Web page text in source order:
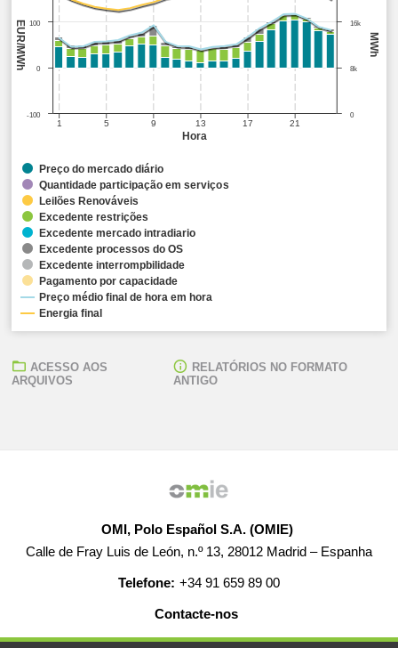
Hora
MWh
EUR/MWh
1 5 9 13 17 21
0
8k
16k
0
-100
100
Preço do mercado diário
Quantidade participação em serviços
Leilões Renováveis
Excedente restrições
Excedente mercado intradiario
Excedente processos do OS
Excedente interrompbilidade
Pagamento por capacidade
Preço médio final de hora em hora
Energia final
ACESSO AOS
ARQUIVOS
RELATÓRIOS NO FORMATO
ANTIGO
OMI, Polo Español S.A. (OMIE)
Calle de Fray Luis de León, n.º 13, 28012 Madrid – Espanha
Telefone: +34 91 659 89 00
Contacte-nos